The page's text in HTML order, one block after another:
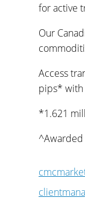
for active
Our
Access
pips* with
*1.621
^Awarded